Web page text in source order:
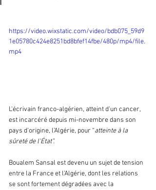
https://video.wixstatic.com/video/bdb075_59d9
1e05780c424e8251bd8bfef14fbe/480p/mp4/file.
mp4
L'écrivain franco-algérien, atteint d'un cancer,
est incarcéré depuis mi-novembre dans son
pays d'origine, l’Algérie, pour “atteinte à la
sûreté de l'État”.
Boualem Sansal est devenu un sujet de tension
entre la France et l'Algérie, dont les relations
se sont fortement dégradées avec la